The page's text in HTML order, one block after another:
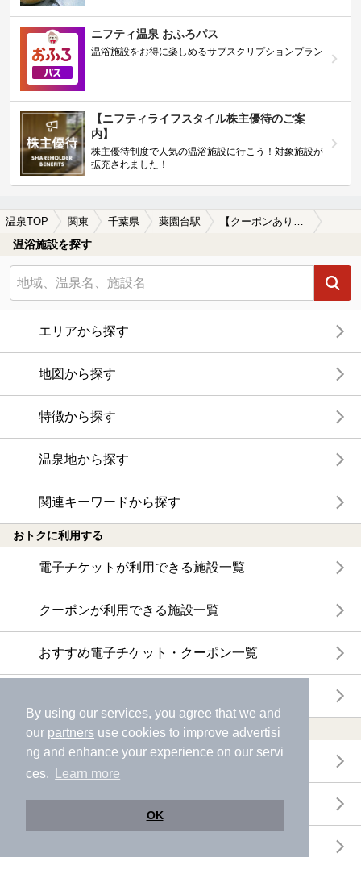
By using our services, you agree that we and
our partners use cookies to improve advertisi
ng and enhance your experience on our servi
ces.
Learn more
OK
ニフティ温泉 おふろパス
温浴施設をお得に楽しめるサブスクリプションプラン
【ニフティライフスタイル株主優待のご案
内】
株主優待制度で人気の温浴施設に行こう！対象施設が
拡充されました！
温泉TOP 関東 千葉県 薬園台駅
温浴施設を探す
エリアから探す
地図から探す
特徴から探す
温泉地から探す
関連キーワードから探す
おトクに利用する
電子チケットが利用できる施設一覧
クーポンが利用できる施設一覧
おすすめ電子チケット・クーポン一覧
特集・ニュース
ニフティ温泉ニュース
体験レポート